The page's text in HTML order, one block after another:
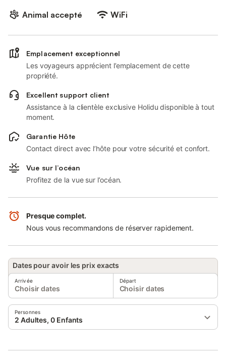
Animal accepté
WiFi
Emplacement exceptionnel
Les voyageurs apprécient l’emplacement de cette
propriété.
Excellent support client
Assistance à la clientèle exclusive Holidu disponible à tout
moment.
Garantie Hôte
Contact direct avec l’hôte pour votre sécurité et confort.
Vue sur l’océan
Profitez de la vue sur l’océan.
Presque complet.
Nous vous recommandons de réserver rapidement.
Dates pour avoir les prix exacts
Arrivée
Choisir dates
Départ
Choisir dates
Personnes
2 Adultes, 0 Enfants